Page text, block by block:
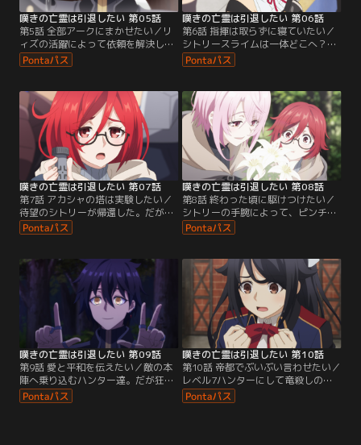
嘆きの亡霊は引退したい 第05話
第5話 全部アークにまかせたい／リ
ィズの活躍によって依頼を解決した
クライだったが、今度は別の災難に
見舞われていた。預かっていたシト
だ！それは帝都を滅ぼすほどの脅
威。気が気じゃないクライだが……
考えることをいったん放棄。面倒な
ことは全て他人に押し付けて、リィ
ズと共にデートへと出かける。
嘆きの亡霊は引退したい 第06話
第6話 指揮は取らずに寝ていたい／
シトリースライムは一体どこへ？助
言を求めるべく、クライはそれを作
った張本人、シトリーの帰還を待つ
はとある決断を下した。クライにア
ジトを特定されたと勘違いしたこと
で、ハンターとの全面抗争の道を選
んだのだ。そんな事はつゆ知らず、
協力を仰がれた【白狼の巣】への追
加調査を…。
嘆きの亡霊は引退したい 第07話
第7話 アカシャの塔は実験したい／
待望のシトリーが帰還した。だがス
ライムの件はそこそこに、シトリー
はクライに不吉な予言をする。この
と……。宝物殿に集結したハンター
達はスヴェンを陣頭に、クライの≪
千の試練≫に対して最大級の警戒心
で臨んでいた。そんな中、『アカシ
ャの塔』きっての俊英ソフィアによ
る、ハンター殲滅作戦が…。
嘆きの亡霊は引退したい 第08話
第8話 終わった頃に駆けつけたい／
シトリーの手腕によって、ピンチを
脱したハンター達。焦った『アカシ
ャの塔』の構成員達はソフィアの命
する。さらにシトリーは敵の本陣を
難なく特定。ハンター達は一気に攻
勢に出ようとするも--。突然、アカ
シャ屈指の魔導師フリックによる一
撃必殺の雷撃魔法が一同を襲う。
嘆きの亡霊は引退したい 第09話
第9話 愛と平和を伝えたい／敵の本
陣へ乗り込むハンター達。だが狂暴
なキメラに巨大ゴーレム、迫りくる
難敵に手こずり一進一退の攻防へ。
嘆きの亡霊は引退したい 第10話
第10話 帝都でぶいぶい言わせたい／
レベル7ハンターにして竜殺しの英
雄、アーノルド・ヘイル。野心溢れ
る彼のパーティ≪霧の雷竜（フォー